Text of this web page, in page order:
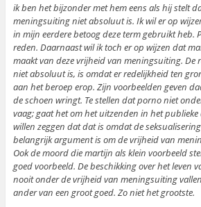
ik ben het bijzonder met hem eens als hij stelt
meningsuiting niet absoluut is. Ik wil er op
in mijn eerdere betoog deze term gebruikt heb.
reden. Daarnaast wil ik toch er op wijzen dat
maakt van deze vrijheid van meningsuiting. De
niet absoluut is, is omdat er redelijkheid ten
aan het beroep erop. Zijn voorbeelden geven
de schoen wringt. Te stellen dat porno niet
vaag; gaat het om het uitzenden in het
willen zeggen dat dat is omdat de
belangrijk argument is om de vrijheid van
Ook de moord die martijn als klein voorbeeld
goed voorbeeld. De beschikking over het leven
nooit onder de vrijheid van meningsuiting
ander van een groot goed. Zo niet het grootste.